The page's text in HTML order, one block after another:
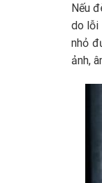
Nếu
do lỗi
nhỏ
ảnh,